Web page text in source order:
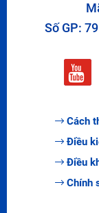
Số GP:
Cách
Điều
Điều
Chính